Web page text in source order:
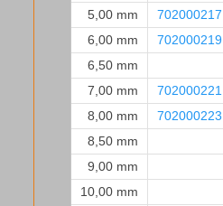
5,00 mm
702000217
6,00 mm
702000219
6,50 mm
7,00 mm
702000221
8,00 mm
702000223
8,50 mm
9,00 mm
10,00 mm